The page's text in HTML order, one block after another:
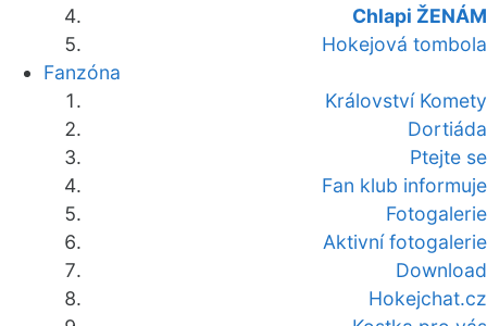
Chlapi ŽENÁM
Hokejová tombola
Fanzóna
Království Komety
Dortiáda
Ptejte se
Fan klub informuje
Fotogalerie
Aktivní fotogalerie
Download
Hokejchat.cz